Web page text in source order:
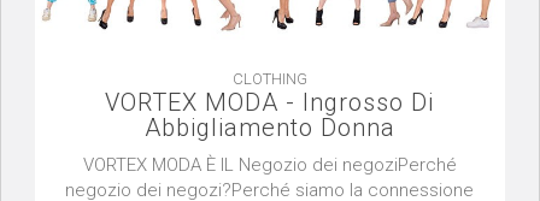
CLOTHING
VORTEX MODA - Ingrosso Di
Abbigliamento Donna
VORTEX MODA È IL Negozio dei negoziPerché
negozio dei negozi?Perché siamo la connessione